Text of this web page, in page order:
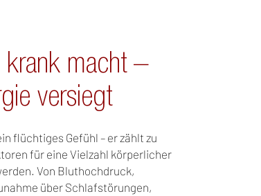
krank macht –
versiegt
flüchtiges Gefühl – er zählt zu
für eine Vielzahl körperlicher
Von Bluthochdruck,
über Schlafstörungen,